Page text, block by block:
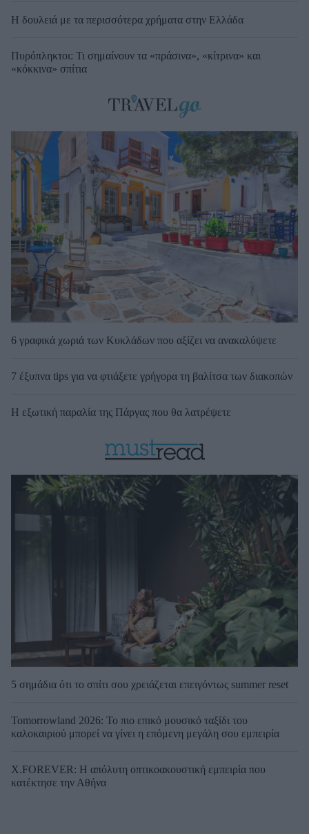
Η δουλειά με τα περισσότερα χρήματα στην Ελλάδα
Πυρόπληκτοι: Τι σημαίνουν τα «πράσινα», «κίτρινα» και
«κόκκινα» σπίτια
6 γραφικά χωριά των Κυκλάδων που αξίζει να ανακαλύψετε
7 έξυπνα tips για να φτιάξετε γρήγορα τη βαλίτσα των διακοπών
Η εξωτική παραλία της Πάργας που θα λατρέψετε
5 σημάδια ότι το σπίτι σου χρειάζεται επειγόντως summer reset
Tomorrowland 2026: Το πιο επικό μουσικό ταξίδι του
καλοκαιριού μπορεί να γίνει η επόμενη μεγάλη σου εμπειρία
X.FOREVER: Η απόλυτη οπτικοακουστική εμπειρία που
κατέκτησε την Αθήνα